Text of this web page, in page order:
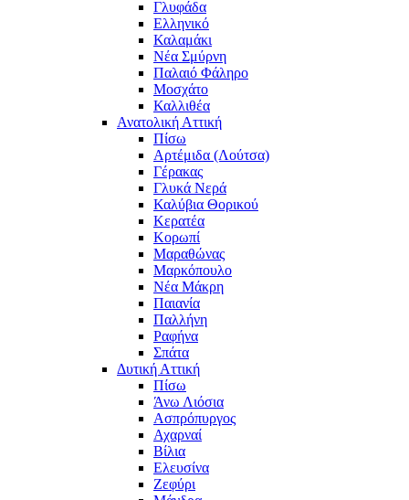
Γλυφάδα
Ελληνικό
Καλαμάκι
Νέα Σμύρνη
Παλαιό Φάληρο
Μοσχάτο
Καλλιθέα
Ανατολική Αττική
Πίσω
Αρτέμιδα (Λούτσα)
Γέρακας
Γλυκά Νερά
Καλύβια Θορικού
Κερατέα
Κορωπί
Μαραθώνας
Μαρκόπουλο
Νέα Μάκρη
Παιανία
Παλλήνη
Ραφήνα
Σπάτα
Δυτική Αττική
Πίσω
Άνω Λιόσια
Ασπρόπυργος
Αχαρναί
Βίλια
Ελευσίνα
Ζεφύρι